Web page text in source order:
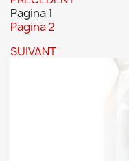
Pagina1
Pagina2
SUIVANT